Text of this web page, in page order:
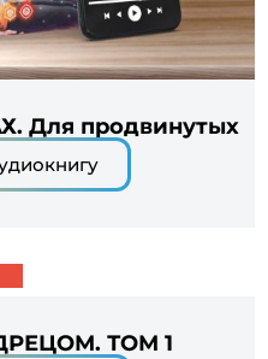
Для продвинутых
ТОМ 1